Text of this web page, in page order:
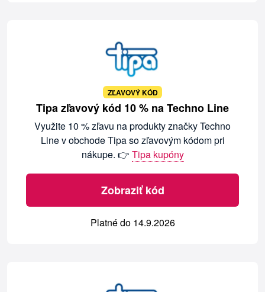
ZĽAVOVÝ KÓD
Tipa zľavový kód 10 % na Techno Line
Využite 10 % zľavu na produkty značky Techno
Line v obchode Tipa so zľavovým kódom pri
nákupe. 👉 Tipa kupóny
Zobraziť kód
Platné do 14.9.2026